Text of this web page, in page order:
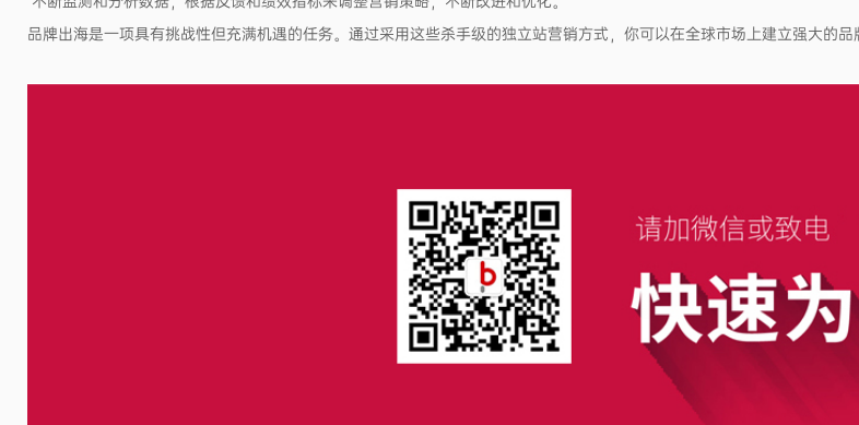
品牌出海是一项具有挑战性但充满机遇的任务。通过采用这些杀手级的独立站营销方式，你可以在全球市场上建立强大的